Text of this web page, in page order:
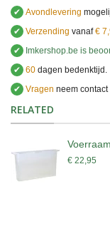
✔ Avondlevering
✔ Verzending vanaf€
✔
Imkershop.be is
✔ 60 dagen bedenktijd.
✔ Vragen neem contact
RELATED
€ 22,95